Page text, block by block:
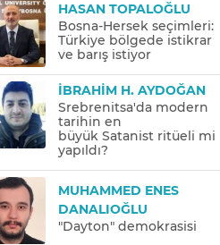
HASAN TOPALOĞLU
Bosna-Hersek seçimleri:
Türkiye bölgede istikrar
ve barış istiyor
İBRAHIM H. AYDOĞAN
Srebrenitsa'da modern
tarihin en
büyük Satanist ritüeli mi
yapıldı?
MUHAMMED ENES
DANALIOĞLU
"Dayton" demokrasisi